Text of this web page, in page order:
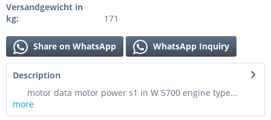
Versandgewicht in
kg:
171
Share on WhatsApp WhatsApp Inquiry
Description
motor data motor power s1 in W 5700 engine type...
more